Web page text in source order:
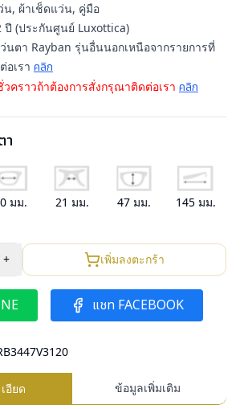
, ผ้าเช็ดแว่น, คู่มือ
ปี (ประกันศูนย์ Luxottica)
นตา Rayban รุ่นอื่นนอกเหนือจากรายการที่
อเรา คลิก
คราวถ้าต้องการสั่งกรุณาติดต่อเรา คลิก
า
มม. 21 มม. 47มม. 145มม.
+ เพิ่มลงตะกร้า
แชท FACEBOOK
อียด ข้อมูลเพิ่มเติม